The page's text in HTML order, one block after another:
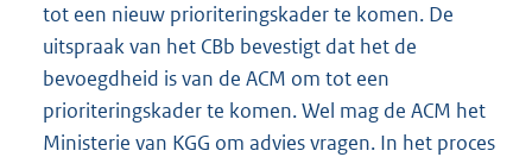
tot een nieuw prioriteringskader te komen. De
uitspraak van het CBb bevestigt dat het de
bevoegdheid is van de ACM om tot een
prioriteringskader te komen. Wel mag de ACM het
Ministerie van KGG om advies vragen. In het proces